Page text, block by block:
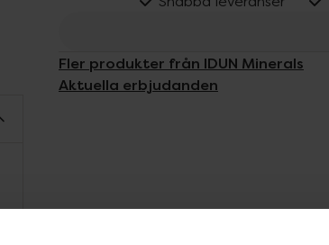
Fler produkter från IDUN Minerals
Aktuella erbjudanden